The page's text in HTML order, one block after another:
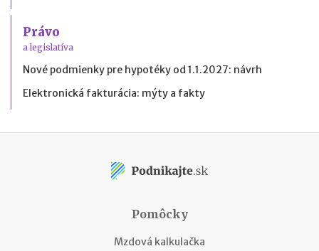
Právo
a legislatíva
Nové podmienky pre hypotéky od 1.1.2027: návrh
Elektronická fakturácia: mýty a fakty
Pomôcky
Mzdová kalkulačka